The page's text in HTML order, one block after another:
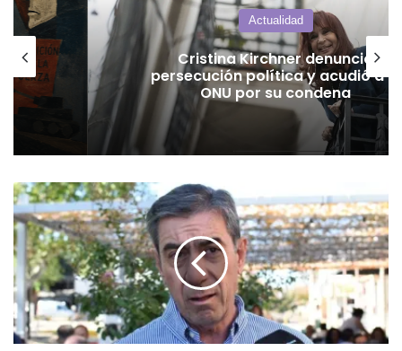
Actualidad
Cristina Kirchner denunció
persecución política y acudió a la
ONU por su condena
Jorge
“Gato”
Fernández
lanzó
su
campaña:
“Voy
a
defender